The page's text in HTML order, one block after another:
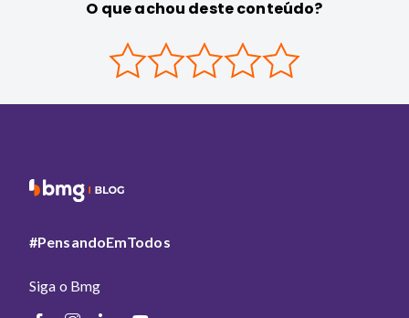
O que achou deste conteúdo?
#PensandoEmTodos
Siga o Bmg